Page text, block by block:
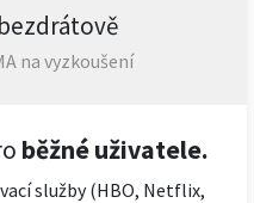
bezdrátově
na vyzkoušení
běžné uživatele.
služby (HBO, Netflix,